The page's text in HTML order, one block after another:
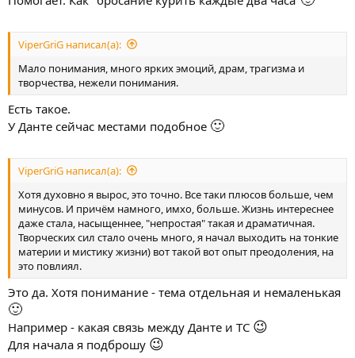
ViperGriG написал(а):
Мало понимания, много ярких эмоций, драм, трагизма и
творчества, нежели понимания.
Есть такое.
У Данте сейчас местами подобное 🙂
ViperGriG написал(а):
Хотя духовно я вырос, это точно. Все таки плюсов больше, чем
минусов. И причём намного, имхо, больше. Жизнь интереснее
даже стала, насыщеннее, "непростая" такая и драматичная.
Творческих сил стало очень много, я начал выходить на тонкие
материи и мистику жизни) вот такой вот опыт преодоления, на
это повлиял.
Это да. Хотя понимание - тема отдельная и немаленькая
🙂
Например - какая связь между Данте и ТС 😉
Для начала я подброшу 😉